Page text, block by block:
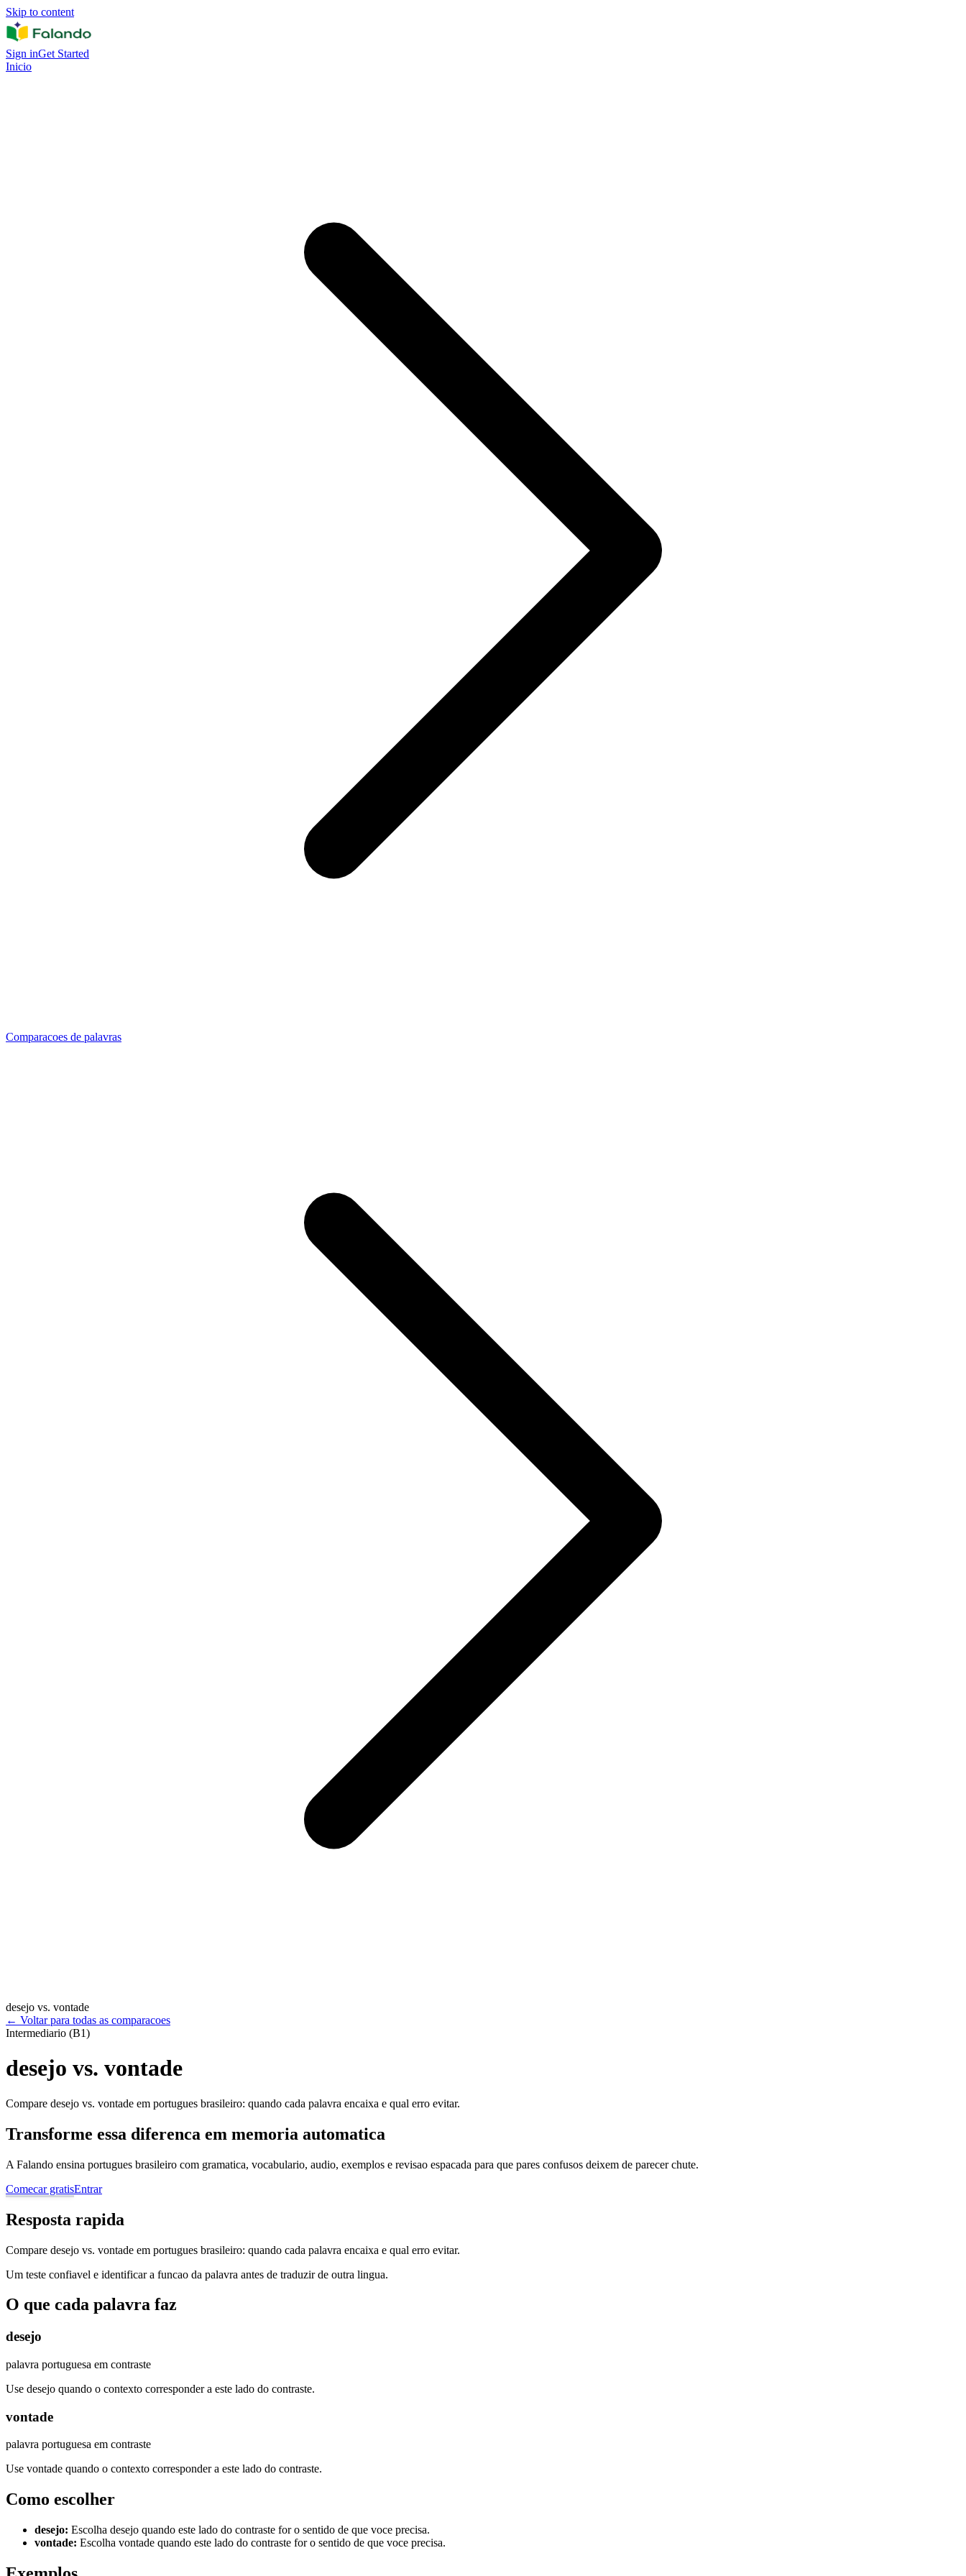
Skip to content
Sign inGet Started
Inicio
Comparacoes de palavras
desejo vs. vontade
← Voltar para todas as comparacoes
Intermediario (B1)
desejo vs. vontade
Compare desejo vs. vontade em portugues brasileiro: quando cada palavra encaixa e qual erro evitar.
Transforme essa diferenca em memoria automatica
A Falando ensina portugues brasileiro com gramatica, vocabulario, audio, exemplos e revisao espacada para que pares confusos deixem de parecer chute.
Comecar gratisEntrar
Resposta rapida
Compare desejo vs. vontade em portugues brasileiro: quando cada palavra encaixa e qual erro evitar.
Um teste confiavel e identificar a funcao da palavra antes de traduzir de outra lingua.
O que cada palavra faz
desejo
palavra portuguesa em contraste
Use desejo quando o contexto corresponder a este lado do contraste.
vontade
palavra portuguesa em contraste
Use vontade quando o contexto corresponder a este lado do contraste.
Como escolher
desejo: Escolha desejo quando este lado do contraste for o sentido de que voce precisa.
vontade: Escolha vontade quando este lado do contraste for o sentido de que voce precisa.